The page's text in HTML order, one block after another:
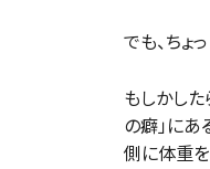
でも、ちょ
もしかし
の癖」にあ
側に体重を